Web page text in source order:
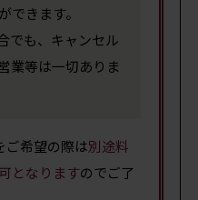
できます。
でも、キャンセル
業等は一切ありま
ご希望の際は別途料
となりますのでご了